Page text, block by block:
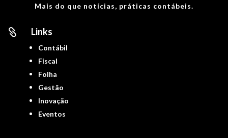
Mais do que notícias, práticas contábeis.
 Links
Contábil
Fiscal
Folha
Gestão
Inovação
Eventos